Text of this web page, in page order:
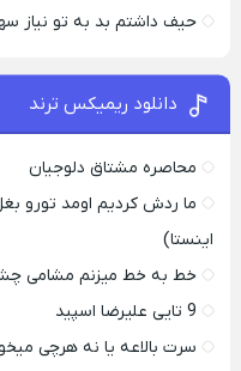
حیف داشتم بد به تو نیاز
دانلود ریمیکس ترند
محاصره مشتاق دلوجیان
ما ردش کردیم اومد تورو
اینستا)
خط به خط میزنم مشامی
9 تایی علیرضا اسپید
سرت بالاعه یا نه هرچی